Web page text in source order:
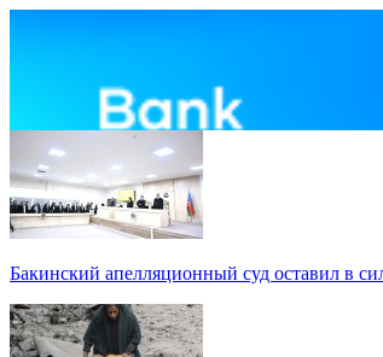
Бакинский апелляционный суд оставил в